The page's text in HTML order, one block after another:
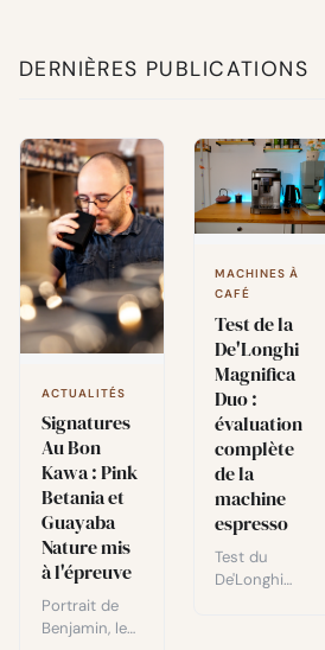
DERNIÈRES PUBLICATIONS
ACTUALITÉS
Signatures
Au Bon
Kawa : Pink
Betania et
Guayaba
Nature mis
à l'épreuve
Portrait de
Benjamin, le
MACHINES À
CAFÉ
Test de la
De'Longhi
Magnifica
Duo :
évaluation
complète
de la
machine
espresso
Test du
De'Longhi